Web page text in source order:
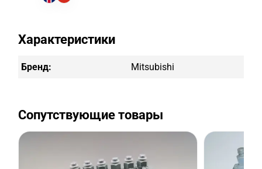
Характеристики
Бренд: Mitsubishi
Сопутствующие товары